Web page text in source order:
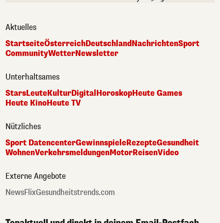
Aktuelles
StartseiteÖsterreichDeutschlandNachrichtenSport
CommunityWetterNewsletter
Unterhaltsames
StarsLeuteKulturDigital HoroskopHeute Games
Heute KinoHeute TV
Nützliches
Sport DatencenterGewinnspieleRezepteGesundheit
WohnenVerkehrsmeldungenMotorReisenVideo
Externe Angebote
NewsFlixGesundheitstrends.com